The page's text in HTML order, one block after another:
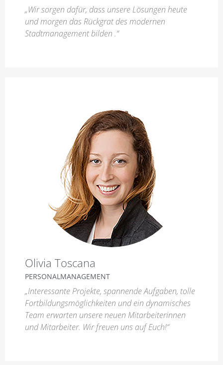
„Wir sorgen dafür, dass unsere Lösungen heute
und morgen das Rückgrat des modernen
Stadtmanagement bilden .“
Olivia Toscana
PERSONALMANAGEMENT
„Interessante Projekte, spannende Aufgaben, tolle
Fortbildungsmöglichkeiten und ein dynamisches
Team erwarten unsere neuen Mitarbeiterinnen
und Mitarbeiter. Wir freuen uns auf Euch!“